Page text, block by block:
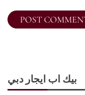
بيك اب ايجار دبي